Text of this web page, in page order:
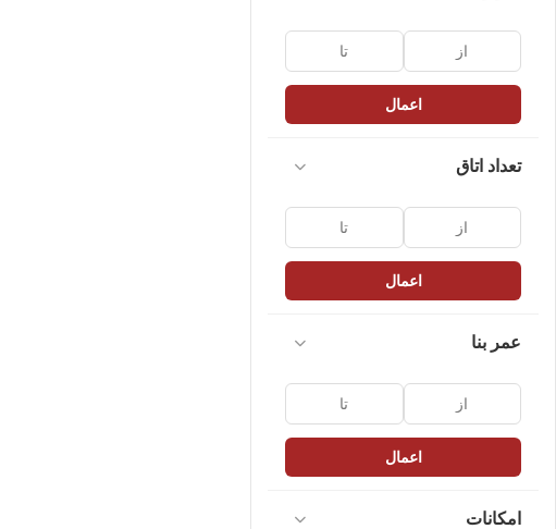
اعمال
تعداد اتاق
اعمال
عمر بنا
اعمال
امکانات